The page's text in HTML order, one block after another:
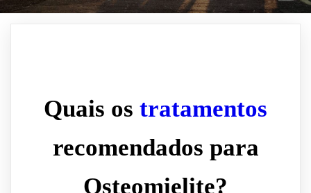
Quais os tratamentos
recomendados para
Osteomielite?